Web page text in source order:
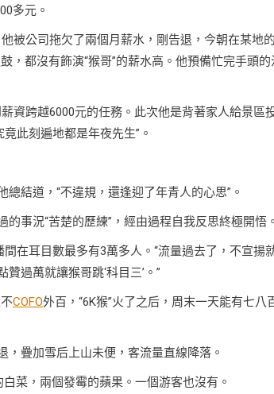
多元。
被公司拖欠了兩個月薪水，剛告退，今朝在某地的
，都沒有飾演“猴哥”的薪水高。他預備忙完手頭的
資跨越6000元的任務。此次他是背著家人給景區
此刻遍地都是年夜先生”。
結道，“不違規，還逢迎了年青人的心思”。
的事況“苦楚的歷練”，經由過程自我反思終極開悟。
在耳目數最多有3萬多人。“流量過去了，不宣揚
過萬就讓猴哥跳‘科目三’。”
COFO外百，“6K猴”火了之后，周末一天能有七八
，疊加雪后上山未便，客流量直線降落。
菜，兩個發霉的蘋果。一個游客也沒有。